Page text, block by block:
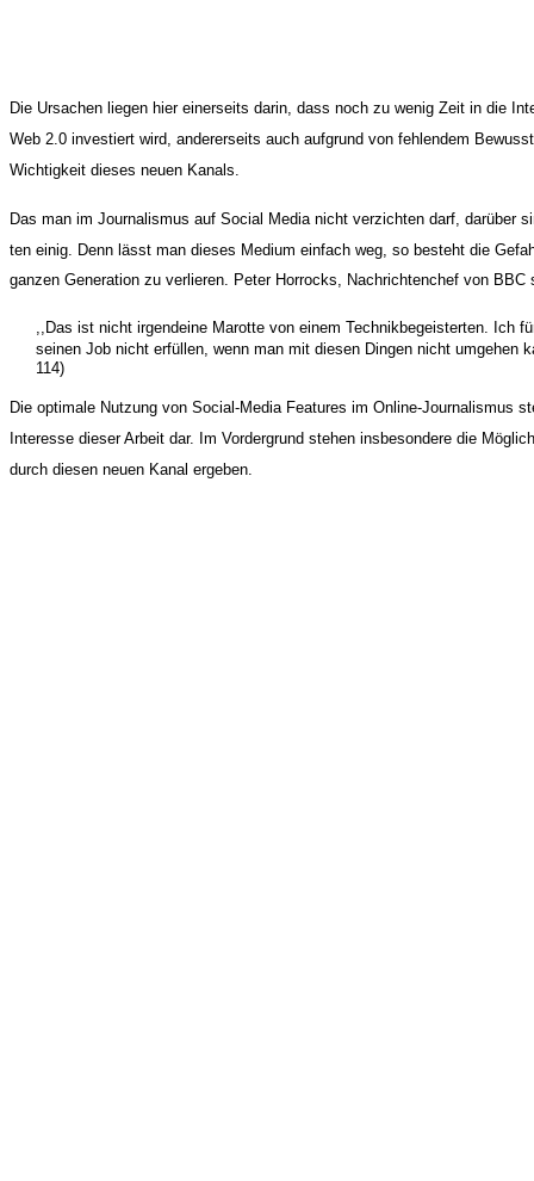
Die Ursachen liegen hier einerseits darin, dass noch zu wenig Zeit in die
Web 2.0 investiert wird, andererseits auch aufgrund von fehlendem
Wichtigkeit dieses neuen Kanals.
Das man im Journalismus auf Social Media nicht verzichten darf, darüber
ten einig. Denn lässt man dieses Medium einfach weg, so besteht die
ganzen Generation zu verlieren. Peter Horrocks, Nachrichtenchef von BBC
,,Das ist nicht irgendeine Marotte von einem Technikbegeisterten. Ich
seinen Job nicht erfüllen, wenn man mit diesen Dingen nicht umgehen
114)
Die optimale Nutzung von Social-Media Features im Online-Journalismus
Interesse dieser Arbeit dar. Im Vordergrund stehen insbesondere die
durch diesen neuen Kanal ergeben.